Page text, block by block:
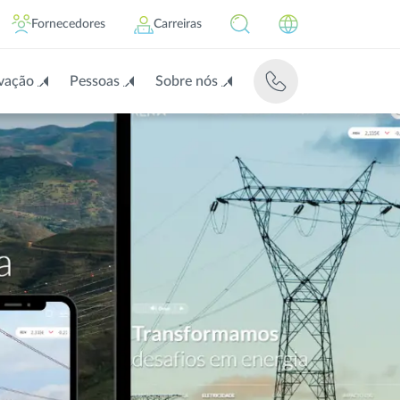
Fornecedores Carreiras
Pessoas Sobre nós